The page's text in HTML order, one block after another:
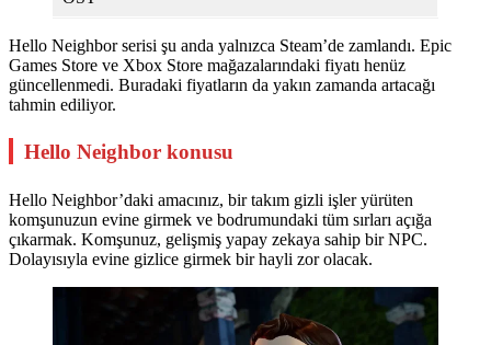
Hello Neighbor serisi şu anda yalnızca Steam’de zamlandı. Epic
Games Store ve Xbox Store mağazalarındaki fiyatı henüz
güncellenmedi. Buradaki fiyatların da yakın zamanda artacağı
tahmin ediliyor.
Hello Neighbor konusu
Hello Neighbor’daki amacınız, bir takım gizli işler yürüten
komşunuzun evine girmek ve bodrumundaki tüm sırları açığa
çıkarmak. Komşunuz, gelişmiş yapay zekaya sahip bir NPC.
Dolayısıyla evine gizlice girmek bir hayli zor olacak.